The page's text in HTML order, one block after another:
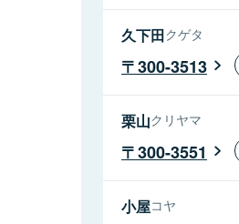
久下田クゲタ
300-3513
栗山クリヤマ
300-3551
小屋コヤ